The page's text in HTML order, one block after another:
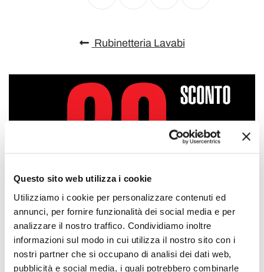
Questo sito web utilizza i cookie
Utilizziamo i cookie per personalizzare contenuti ed
annunci, per fornire funzionalità dei social media e per
analizzare il nostro traffico. Condividiamo inoltre
informazioni sul modo in cui utilizza il nostro sito con i
nostri partner che si occupano di analisi dei dati web,
pubblicità e social media, i quali potrebbero combinarle
Rubinetteria Lavabi